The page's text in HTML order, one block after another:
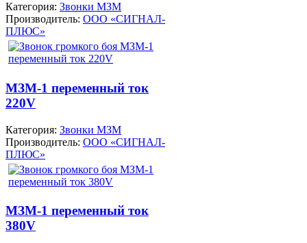
Категория: Звонки МЗМ
Производитель: ООО «СИГНАЛ-
ПЛЮС»
МЗМ-1 переменный ток
220V
Категория: Звонки МЗМ
Производитель: ООО «СИГНАЛ-
ПЛЮС»
МЗМ-1 переменный ток
380V